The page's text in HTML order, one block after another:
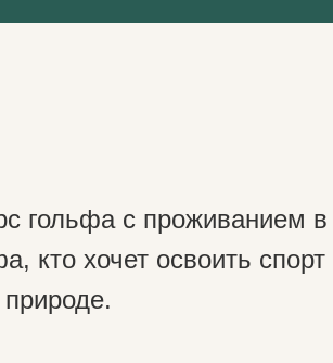
гольфа с проживанием в
кто хочет освоить